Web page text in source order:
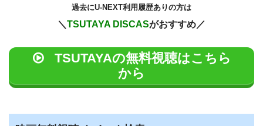
過去にU-NEXT利用履歴ありの方は
＼ TSUTAYA DISCASがおすすめ／
TSUTAYAの無料視聴はこちら
から